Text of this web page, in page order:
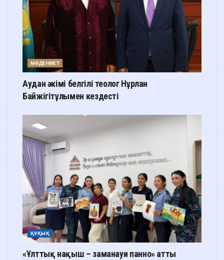
МӘДЕНИЕТ
Аудан әкімі белгілі теолог Нұрлан
Байжігітұлымен кездесті
ҚҰҚЫҚ
«Ұлттық нақыш – заманауи панно» атты